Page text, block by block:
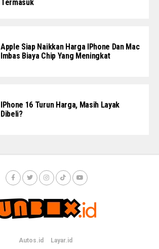
Termasuk
Apple Siap Naikkan Harga IPhone Dan Mac
Imbas Biaya Chip Yang Meningkat
IPhone 16 Turun Harga, Masih Layak
Dibeli?
Autos.id Layar.id